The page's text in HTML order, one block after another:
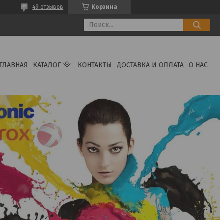
Корзина
49 отзывов
КАТАЛОГ КОНТАКТЫ ДОСТАВКА И ОПЛАТА О НАС